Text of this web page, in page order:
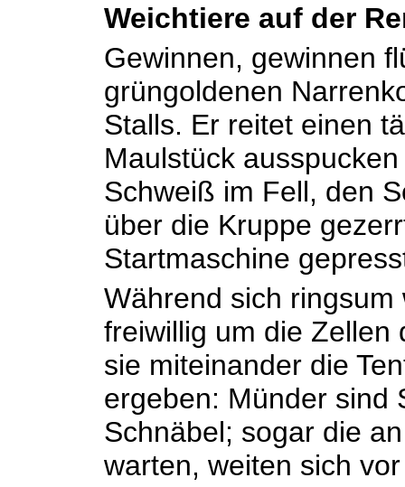
Weichtiere auf der
Gewinnen, gewinnen
grüngoldenen
Stalls. Er reitet einen
Maulstück
Schweiß im Fell, den
über die Kruppe
Startmaschine
Während sich
freiwillig um die Zellen
sie miteinander die
ergeben: Münder sind
Schnäbel; sogar die
warten, weiten sich